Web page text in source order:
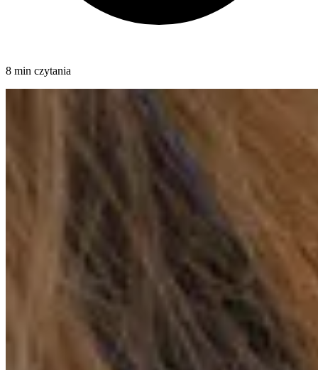
8 min czytania